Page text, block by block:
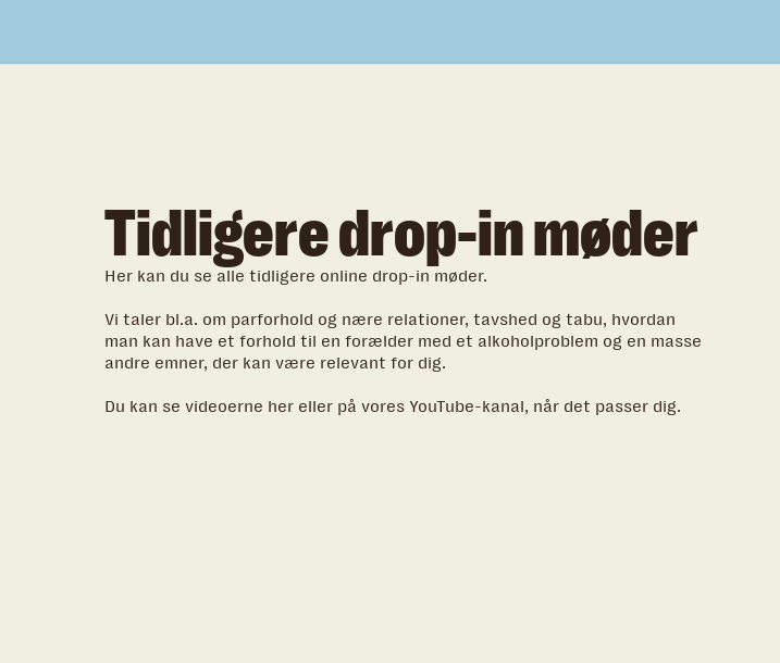
Tidligere drop-in møder
Her kan du se alle tidligere online drop-in møder.
Vi taler bl.a. om parforhold og nære relationer, tavshed og tabu, hvordan
man kan have et forhold til en forælder med et alkoholproblem og en masse
andre emner, der kan være relevant for dig.
Du kan se videoerne her eller på vores YouTube-kanal, når det passer dig.